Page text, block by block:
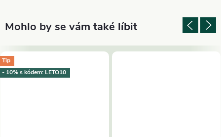
Tip
- 10% s kódem: LETO10